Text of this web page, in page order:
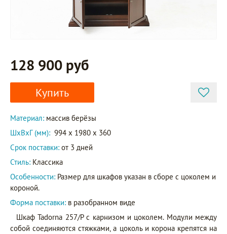
128 900 руб
Купить
Материал: массив берёзы
ШxВxГ (мм): 994 x 1980 x 360
Срок поставки: от 3 дней
Стиль: Классика
Особенности: Размер для шкафов указан в сборе с цоколем и
короной.
Форма поставки: в разобранном виде
Шкаф Tadorna 257/Р с карнизом и цоколем. Модули между
собой соединяются стяжками, а цоколь и корона крепятся на